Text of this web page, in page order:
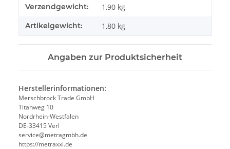
#productDetails.itemInformation#
#productDetails.itemValue#
Verzendgewicht: 1,90 kg
Artikelgewicht: 1,80 kg
Angaben zur Produktsicherheit
Herstellerinformationen:
Merschbrock Trade GmbH
Titanweg 10
Nordrhein-Westfalen
DE-33415 Verl
service@metragmbh.de
https://metraxxl.de